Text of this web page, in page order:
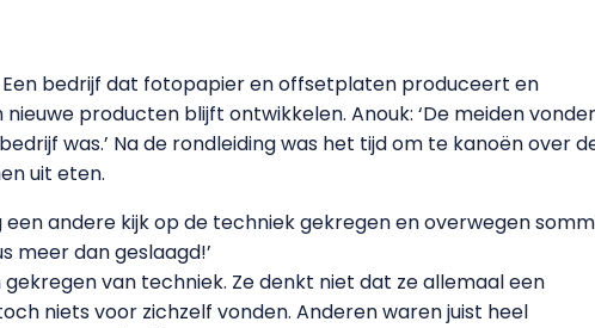
Een bedrijf dat fotopapier en offsetplaten produceert en
producten blijft ontwikkelen. Anouk: ‘De meiden
was.’ Na de rondleiding was het tijd om te kanoën over
uit eten.
andere kijk op de techniek gekregen en overwegen
meer dan geslaagd!’
van techniek. Ze denkt niet dat ze allemaal een
niets voor zichzelf vonden. Anderen waren juist heel